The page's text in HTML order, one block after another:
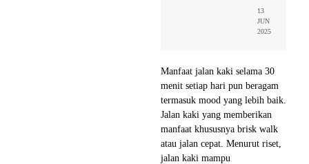
13
JUN
2025
Manfaat jalan kaki selama 30
menit setiap hari pun beragam
termasuk mood yang lebih baik.
Jalan kaki yang memberikan
manfaat khususnya brisk walk
atau jalan cepat. Menurut riset,
jalan kaki mampu